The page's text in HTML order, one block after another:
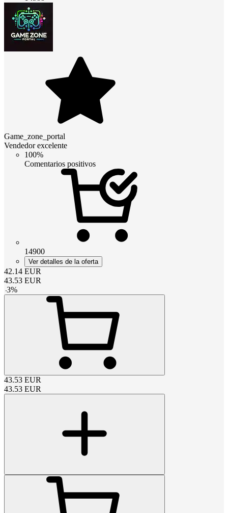
Game_zone_portal
Vendedor excelente
100%
Comentarios positivos
14900
Ver detalles de la oferta
42.14 EUR
43.53 EUR
-3%
43.53 EUR
43.53 EUR